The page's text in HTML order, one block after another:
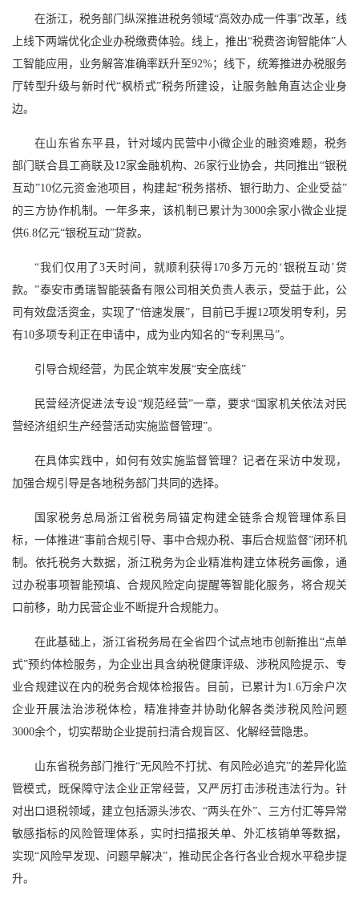
在浙江，税务部门纵深推进税务领域“高效办成一件事”改革，线
上线下两端优化企业办税缴费体验。线上，推出“税费咨询智能体”人
工智能应用，业务解答准确率跃升至92%；线下，统筹推进办税服务
厅转型升级与新时代“枫桥式”税务所建设，让服务触角直达企业身
边。
在山东省东平县，针对域内民营中小微企业的融资难题，税务
部门联合县工商联及12家金融机构、26家行业协会，共同推出“银税
互动”10亿元资金池项目，构建起“税务搭桥、银行助力、企业受益”
的三方协作机制。一年多来，该机制已累计为3000余家小微企业提
供6.8亿元“银税互动”贷款。
“我们仅用了3天时间，就顺利获得170多万元的‘银税互动’贷
款。”泰安市勇瑞智能装备有限公司相关负责人表示，受益于此，公
司有效盘活资金，实现了“倍速发展”，目前已手握12项发明专利，另
有10多项专利正在申请中，成为业内知名的“专利黑马”。
引导合规经营，为民企筑牢发展“安全底线”
民营经济促进法专设“规范经营”一章，要求“国家机关依法对民
营经济组织生产经营活动实施监督管理”。
在具体实践中，如何有效实施监督管理？记者在采访中发现，
加强合规引导是各地税务部门共同的选择。
国家税务总局浙江省税务局锚定构建全链条合规管理体系目
标，一体推进“事前合规引导、事中合规办税、事后合规监督”闭环机
制。依托税务大数据，浙江税务为企业精准构建立体税务画像，通
过办税事项智能预填、合规风险定向提醒等智能化服务，将合规关
口前移，助力民营企业不断提升合规能力。
在此基础上，浙江省税务局在全省四个试点地市创新推出“点单
式”预约体检服务，为企业出具含纳税健康评级、涉税风险提示、专
业合规建议在内的税务合规体检报告。目前，已累计为1.6万余户次
企业开展法治涉税体检，精准排查并协助化解各类涉税风险问题
3000余个，切实帮助企业提前扫清合规盲区、化解经营隐患。
山东省税务部门推行“无风险不打扰、有风险必追究”的差异化监
管模式，既保障守法企业正常经营，又严厉打击涉税违法行为。针
对出口退税领域，建立包括源头涉农、“两头在外”、三方付汇等异常
敏感指标的风险管理体系，实时扫描报关单、外汇核销单等数据，
实现“风险早发现、问题早解决”，推动民企各行各业合规水平稳步提
升。